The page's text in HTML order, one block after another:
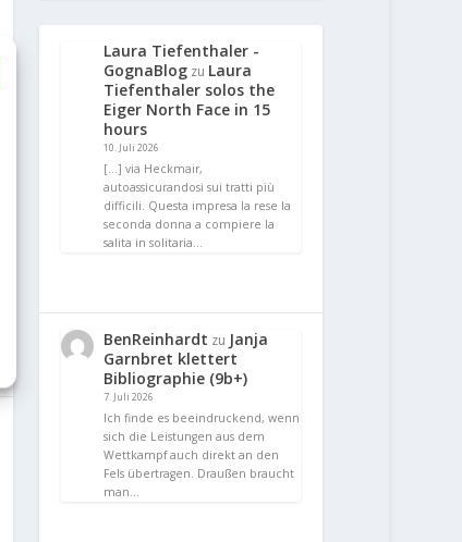
Laura Tiefenthaler -
GognaBlog zu Laura
Tiefenthaler solos the
Eiger North Face in 15
hours
10. Juli 2026
[…] via Heckmair,
autoassicurandosi sui tratti più
difficili. Questa impresa la rese la
seconda donna a compiere la
salita in solitaria…
BenReinhardt zu Janja
Garnbret klettert
Bibliographie (9b+)
7. Juli 2026
Ich finde es beeindruckend, wenn
sich die Leistungen aus dem
Wettkampf auch direkt an den
Fels übertragen. Draußen braucht
man…